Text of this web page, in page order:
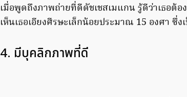
เมื่อพูดถึงภาพถ่ายที่ดีดัชเชสเมแกน รู้ดีว่าเธอต้อ
เห็นเธอเอียงศีรษะเล็กน้อยประมาณ 15 องศา
4. มีบุคลิกภาพที่ดี